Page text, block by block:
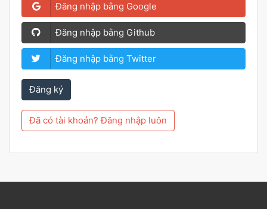
Đăng nhập bằng Google
Đăng nhập bằng Github
Đăng nhập bằng Twitter
Đăng ký
Đã có tài khoản? Đăng nhập luôn